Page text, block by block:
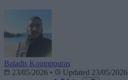
Baladis Koumpouras
23/05/2026 •
Updated 23/05/2026